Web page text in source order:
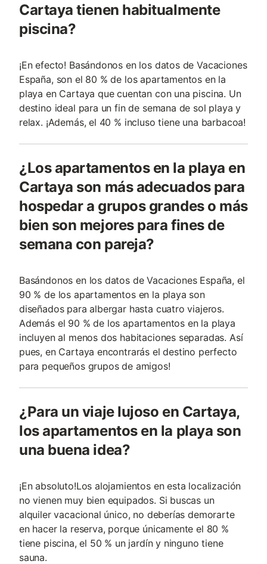
Cartaya tienen habitualmente
piscina?
¡En efecto! Basándonos en los datos de Vacaciones
España, son el 80 % de los apartamentos en la
playa en Cartaya que cuentan con una piscina. Un
destino ideal para un fin de semana de sol playa y
relax. ¡Además, el 40 % incluso tiene una barbacoa!
¿Los apartamentos en la playa en
Cartaya son más adecuados para
hospedar a grupos grandes o más
bien son mejores para fines de
semana con pareja?
Basándonos en los datos de Vacaciones España, el
90 % de los apartamentos en la playa son
diseñados para albergar hasta cuatro viajeros.
Además el 90 % de los apartamentos en la playa
incluyen al menos dos habitaciones separadas. Así
pues, en Cartaya encontrarás el destino perfecto
para pequeños grupos de amigos!
¿Para un viaje lujoso en Cartaya,
los apartamentos en la playa son
una buena idea?
¡En absoluto!Los alojamientos en esta localización
no vienen muy bien equipados. Si buscas un
alquiler vacacional único, no deberías demorarte
en hacer la reserva, porque únicamente el 80 %
tiene piscina, el 50 % un jardín y ninguno tiene
sauna.